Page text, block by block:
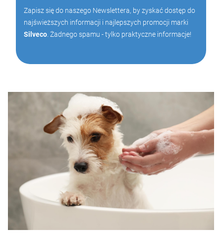
Zapisz się do naszego Newslettera, by zyskać dostęp do
najświeższych informacji i najlepszych promocji marki
Silveco. Żadnego spamu - tylko praktyczne informacje!